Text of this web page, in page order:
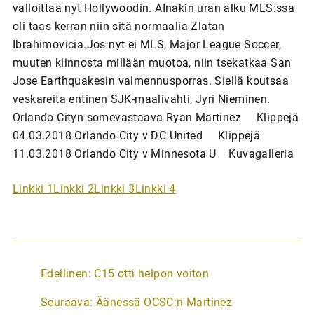
valloittaa nyt Hollywoodin. AInakin uran alku MLS:ssa
oli taas kerran niin sitä normaalia Zlatan
Ibrahimovicia.Jos nyt ei MLS, Major League Soccer,
muuten kiinnosta millään muotoa, niin tsekatkaa San
Jose Earthquakesin valmennusporras. Siellä koutsaa
veskareita entinen SJK-maalivahti, Jyri Nieminen.
Orlando Cityn somevastaava Ryan Martinez Klippejä
04.03.2018 Orlando City v DC United Klippejä
11.03.2018 Orlando City v Minnesota U Kuvagalleria
Linkki 1 Linkki 2Linkki 3Linkki 4
A
t
Edellinen: C15 otti helpon voiton
Seuraava: Äänessä OCSC:n Martinez